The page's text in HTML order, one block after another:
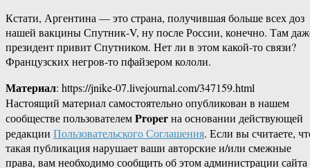
Кстати, Аргентина — это страна, получившая больше всех доз
нашей вакцины Спутник-V, ну после России, конечно. Там
президент привит Спутником. Нет ли в этом какой-то связи?
Французских негров-то пфайзером кололи.
Материал: https://jnike-07.livejournal.com/347159.html
Настоящий материал самостоятельно опубликован в нашем
сообществе пользователемProperна основании действующей
редакции Пользовательского Соглашения. Если вы считаете,
такая публикация нарушает ваши авторские и/или смежные
права, вам необходимо сообщить об этом администрации сайта